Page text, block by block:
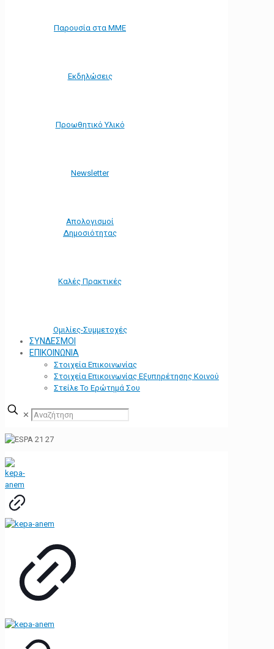
Παρουσία στα ΜΜΕ
Εκδηλώσεις
Προωθητικό Υλικό
Νewsletter
Απολογισμοί
Δημοσιότητας
Καλές Πρακτικές
Ομιλίες-Συμμετοχές
ΣΥΝΔΕΣΜΟΙ
ΕΠΙΚΟΙΝΩΝΙΑ
Στοιχεία Επικοινωνίας
Στοιχεία Επικοινωνίας Εξυπηρέτησης Κοινού
Στείλε Το Ερώτημά Σου
✕